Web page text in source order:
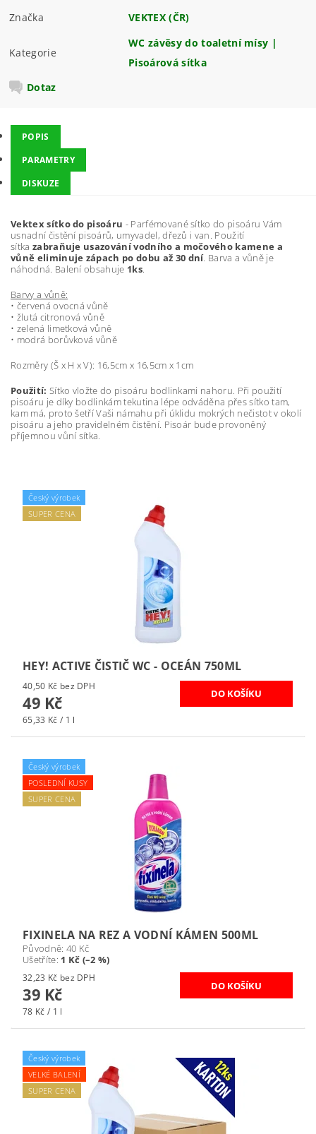
Značka
VEKTEX (ČR)
Kategorie
WC závěsy do toaletní mísy |
Pisoárová sítka
Dotaz
POPIS
PARAMETRY
DISKUZE
Vektex sítko do pisoáru - Parfémované sítko do pisoáru Vám
usnadní čistění pisoárů, umyvadel, dřezů i van. Použití
sítka zabraňuje usazování vodního a močového kamene a
vůně eliminuje zápach po dobu až 30 dní. Barva a vůně je
náhodná. Balení obsahuje 1ks.
Barvy a vůně:
• červená ovocná vůně
• žlutá citronová vůně
• zelená limetková vůně
• modrá borůvková vůně
Rozměry (Š x H x V): 16,5cm x 16,5cm x 1cm
Použití: Sítko vložte do pisoáru bodlinkami nahoru. Při použití
pisoáru je díky bodlinkám tekutina lépe odváděna přes sítko tam,
kam má, proto šetří Vaši námahu při úklidu mokrých nečistot v okolí
pisoáru a jeho pravidelném čistění. Pisoár bude provoněný
příjemnou vůní sítka.
Český výrobek
SUPER CENA
HEY! ACTIVE ČISTIČ WC - OCEÁN 750ML
40,50 Kč bez DPH
49 Kč
65,33 Kč / 1 l
Český výrobek
POSLEDNÍ KUSY
SUPER CENA
FIXINELA NA REZ A VODNÍ KÁMEN 500ML
Původně: 40 Kč
Ušetříte: 1 Kč (–2 %)
32,23 Kč bez DPH
39 Kč
78 Kč / 1 l
Český výrobek
VELKÉ BALENÍ
SUPER CENA